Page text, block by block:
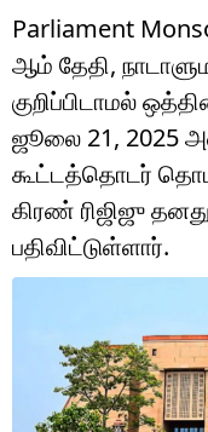
லைஃப்ஸ்டைல்
வணிகம்
டெக்னாலஜி
ஆன்மீகம்
வைரல்
ஷார்ட் வீடியோஸ்
வலை கதைகள்
Parliament
ஆம் தேதி,
குறிப்பிடாமல்
ஜூலை 21, 2025
கூட்டத்தொடர்
கிரண் ரிஜிஜு
பதிவிட்டுள்ளார்.